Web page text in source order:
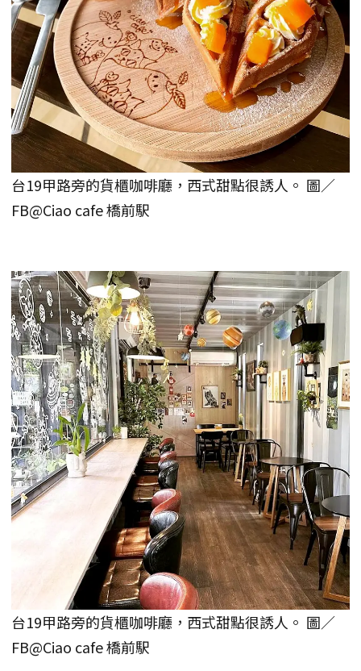
台19甲路旁的貨櫃咖啡廳，西式甜點很誘人。 圖／
FB@Ciao cafe 橋前駅
台19甲路旁的貨櫃咖啡廳，西式甜點很誘人。 圖／
FB@Ciao cafe 橋前駅